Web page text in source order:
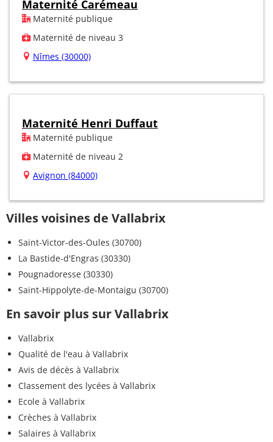
Maternité Carémeau
Maternité publique
Maternité de niveau 3
Nîmes (30000)
Maternité Henri Duffaut
Maternité publique
Maternité de niveau 2
Avignon (84000)
Villes voisines de Vallabrix
Saint-Victor-des-Oules (30700)
La Bastide-d'Engras (30330)
Pougnadoresse (30330)
Saint-Hippolyte-de-Montaigu (30700)
En savoir plus sur Vallabrix
Vallabrix
Qualité de l'eau à Vallabrix
Avis de décès à Vallabrix
Classement des lycées à Vallabrix
Ecole à Vallabrix
Crèches à Vallabrix
Salaires à Vallabrix